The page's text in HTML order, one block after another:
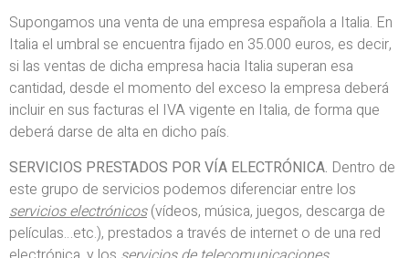
Supongamos una venta de una empresa española a Italia. En
Italia el umbral se encuentra fijado en 35.000 euros, es decir,
si las ventas de dicha empresa hacia Italia superan esa
cantidad, desde el momento del exceso la empresa deberá
incluir en sus facturas el IVA vigente en Italia, de forma que
deberá darse de alta en dicho país.
SERVICIOS PRESTADOS POR VÍA ELECTRÓNICA. Dentro de
este grupo de servicios podemos diferenciar entre los
servicios electrónicos(vídeos, música, juegos, descarga de
películas…etc.), prestados a través de internet o de una red